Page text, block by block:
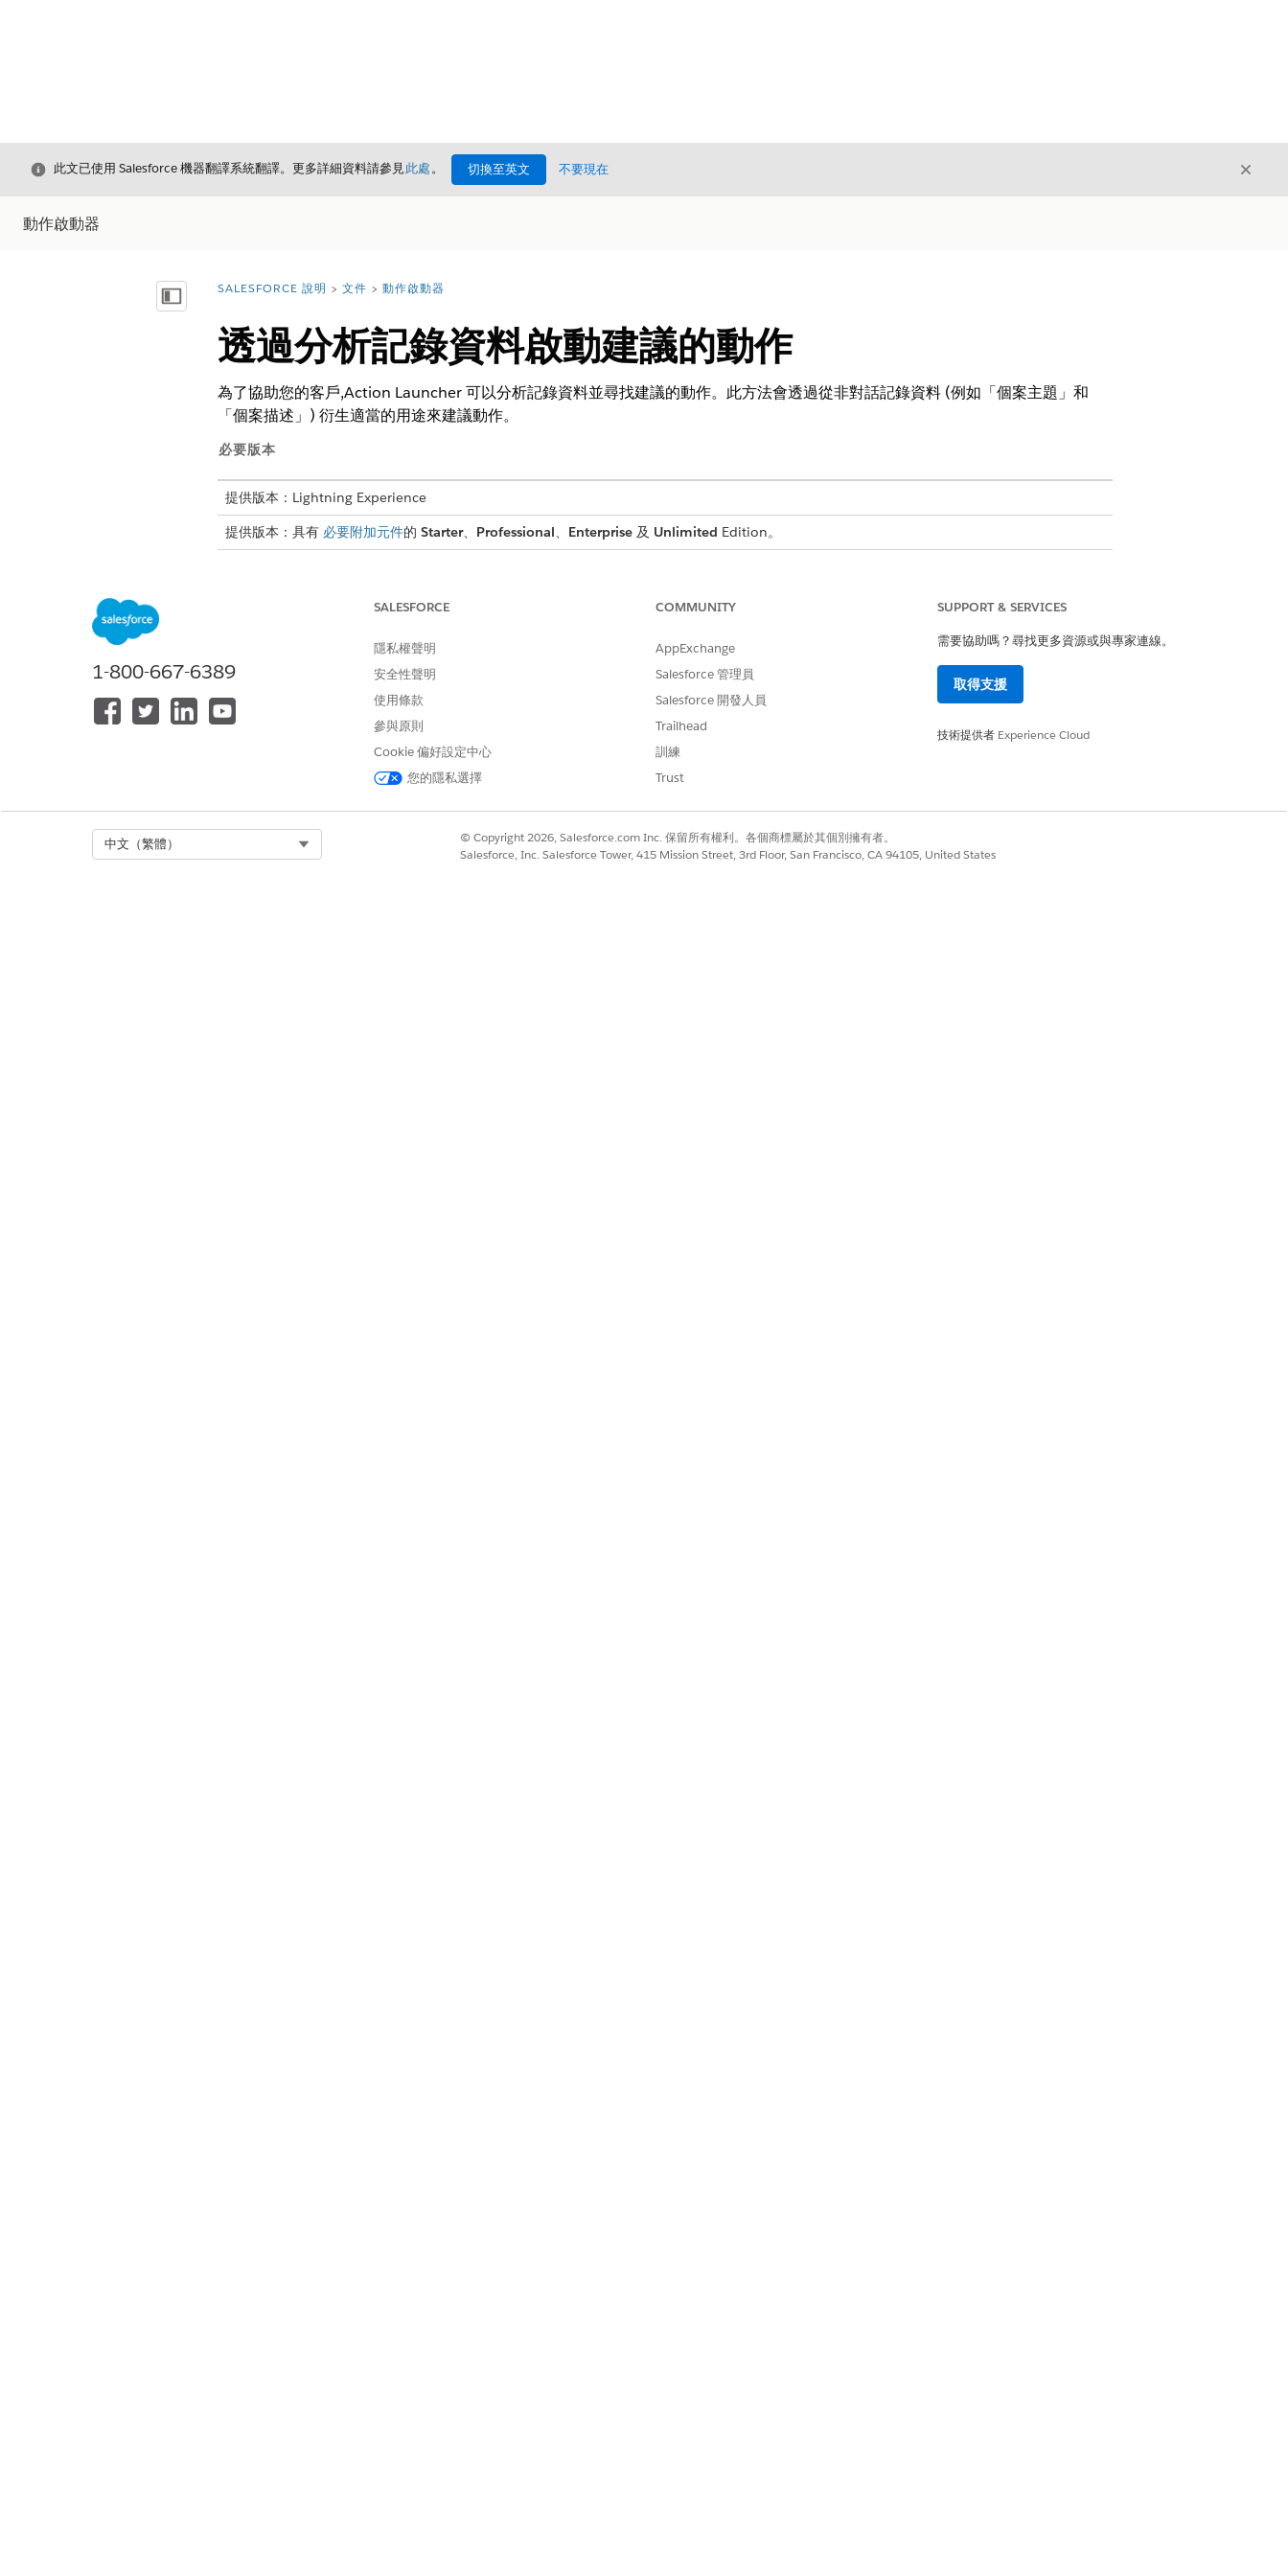
結束
此文已使用 Salesforce 機器翻譯系統翻譯。更多詳細資料請參見此處。 切換至英文 不要現在 結束
動作啟動器
顯示目錄 您位於此處：
SALESFORCE 說明 文件 動作啟動器
透過分析記錄資料啟動建議的動作
為了協助您的客戶,Action Launcher 可以分析記錄資料並尋找建議的動作。此方法會透過從非對話記錄資料 (例如「個案主題」和
「個案描述」) 衍生適當的用途來建議動作。
必要版本
提供版本：Lightning Experience
提供版本：具有 必要附加元件的 Starter、 Professional、 Enterprise及 Unlimited Edition。
產業傑出服務
與
Einstein for Service 創新
若要使用「建議的動作」,請 啟用建議的動作
您設定 Einstein 提示範本。範本會指示生成引擎 (Einstein) 如何分析指定記錄欄位中的文字,並建議建議的動作。
當使用者檢視記錄頁面時,動作啟動器會使用提示範本來分析記錄資料。接著系統會根據如「個案主題」等欄位自動尋找建議的動作。
若要搜尋動作,請按一下「動作啟動器」上的「顯示主題」。
動作啟動器會顯示兩個主題,並依預設選取第一個主題。
選取動作啟動器上的主題。
1-800-667-6389
SALESFORCE
隱私權聲明
安全性聲明
使用條款
參與原則
Cookie 偏好設定中心
您的隱私選擇
COMMUNITY
AppExchange
Salesforce 管理員
Salesforce 開發人員
Trailhead
訓練
Trust
SUPPORT & SERVICES
需要協助嗎？尋找更多資源或與專家連線。
取得支援
技術提供者 Experience Cloud
中文（繁體）
© Copyright 2026, Salesforce.com Inc. 保留所有權利。各個商標屬於其個別擁有者。
Salesforce, Inc. Salesforce Tower, 415 Mission Street, 3rd Floor, San Francisco, CA 94105, United States